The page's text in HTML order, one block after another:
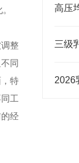
高压
三级
整
同
特
工
经